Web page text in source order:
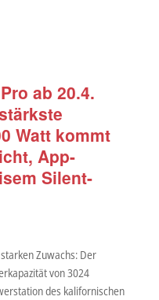
ab 20.4.
Watt kommt
App-
Silent-
Zuwachs: Der
von 3024
des kalifornischen